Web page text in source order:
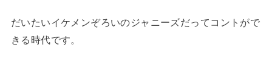
だいたいイケメンぞろいのジャニーズだってコントがで
きる時代です。